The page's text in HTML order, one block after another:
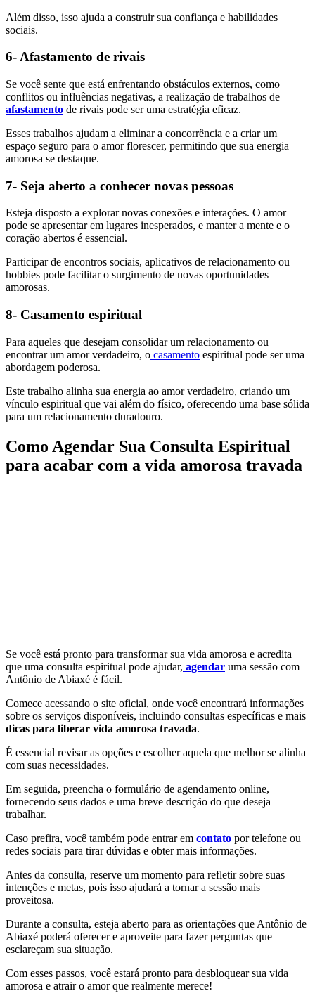
Além disso, isso ajuda a construir sua confiança e habilidades
sociais.
6- Afastamento de rivais
Se você sente que está enfrentando obstáculos externos, como
conflitos ou influências negativas, a realização de trabalhos de
afastamento de rivais pode ser uma estratégia eficaz.
Esses trabalhos ajudam a eliminar a concorrência e a criar um
espaço seguro para o amor florescer, permitindo que sua energia
amorosa se destaque.
7- Seja aberto a conhecer novas pessoas
Esteja disposto a explorar novas conexões e interações. O amor
pode se apresentar em lugares inesperados, e manter a mente e o
coração abertos é essencial.
Participar de encontros sociais, aplicativos de relacionamento ou
hobbies pode facilitar o surgimento de novas oportunidades
amorosas.
8- Casamento espiritual
Para aqueles que desejam consolidar um relacionamento ou
encontrar um amor verdadeiro, o casamento espiritual pode ser uma
abordagem poderosa.
Este trabalho alinha sua energia ao amor verdadeiro, criando um
vínculo espiritual que vai além do físico, oferecendo uma base sólida
para um relacionamento duradouro.
Como Agendar Sua Consulta Espiritual
para acabar com a vida amorosa travada
Se você está pronto para transformar sua vida amorosa e acredita
que uma consulta espiritual pode ajudar, agendar uma sessão com
Antônio de Abiaxé é fácil.
Comece acessando o site oficial, onde você encontrará informações
sobre os serviços disponíveis, incluindo consultas específicas e mais
dicas para liberar vida amorosa travada.
É essencial revisar as opções e escolher aquela que melhor se alinha
com suas necessidades.
Em seguida, preencha o formulário de agendamento online,
fornecendo seus dados e uma breve descrição do que deseja
trabalhar.
Caso prefira, você também pode entrar em contato por telefone ou
redes sociais para tirar dúvidas e obter mais informações.
Antes da consulta, reserve um momento para refletir sobre suas
intenções e metas, pois isso ajudará a tornar a sessão mais
proveitosa.
Durante a consulta, esteja aberto para as orientações que Antônio de
Abiaxé poderá oferecer e aproveite para fazer perguntas que
esclareçam sua situação.
Com esses passos, você estará pronto para desbloquear sua vida
amorosa e atrair o amor que realmente merece!